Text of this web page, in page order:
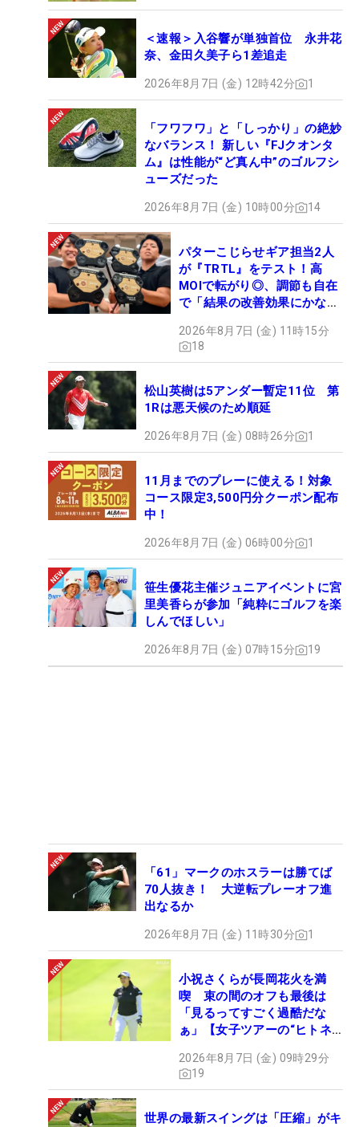
＜速報＞入谷響が単独首位 永井花
奈、金田久美子ら1差追走
2026年8月7日 (金) 12時42分 1
「フワフワ」と「しっかり」の絶妙
なバランス！ 新しい『FJクオンタ
ム』は性能が“ど真ん中”のゴルフシ
ューズだった
2026年8月7日 (金) 10時00分 14
パターこじらせギア担当2人
が『TRTL』をテスト！高
MOIで転がり◎、調節も自在
で「結果の改善効果にかなり
2026年8月7日 (金) 11時15分
18
松山英樹は5アンダー暫定11位 第
1Rは悪天候のため順延
2026年8月7日 (金) 08時26分 1
11月までのプレーに使える！対象
コース限定3,500円分クーポン配布
中！
2026年8月7日 (金) 06時00分 1
笹生優花主催ジュニアイベントに宮
里美香らが参加「純粋にゴルフを楽
しんでほしい」
2026年8月7日 (金) 07時15分 19
「61」マークのホスラーは勝てば
70人抜き！ 大逆転プレーオフ進
出なるか
2026年8月7日 (金) 11時30分 1
小祝さくらが長岡花火を満
喫 束の間のオフも最後は
「見るってすごく過酷だな
ぁ」【女子ツアーの“ヒトネ
2026年8月7日 (金) 09時29分
19
世界の最新スイングは「圧縮」がキ